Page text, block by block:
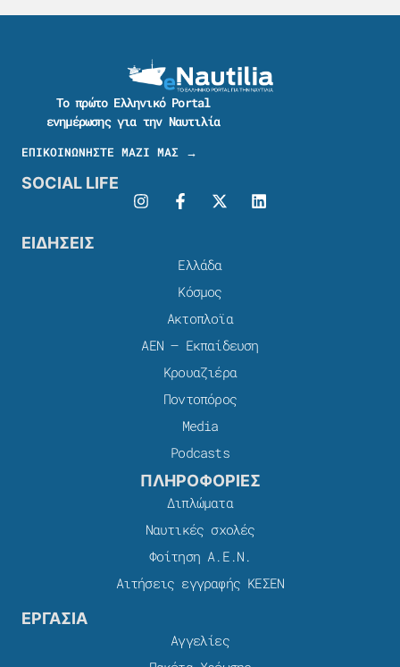
Το πρώτο Ελληνικό Portal
ενημέρωσης για την Ναυτιλία
ΕΠΙΚΟΙΝΩΝΗΣΤΕ ΜΑΖΙ ΜΑΣ →
SOCIAL LIFE
ΕΙΔΗΣΕΙΣ
Ελλάδα
Κόσμος
Ακτοπλοϊα
ΑΕΝ – Εκπαίδευση
Κρουαζιέρα
Ποντοπόρος
Media
Podcasts
ΠΛΗΡΟΦΟΡΙΕΣ
Διπλώματα
Ναυτικές σχολές
Φοίτηση Α.Ε.Ν.
Αιτήσεις εγγραφής ΚΕΣΕΝ
ΕΡΓΑΣΙΑ
Αγγελίες